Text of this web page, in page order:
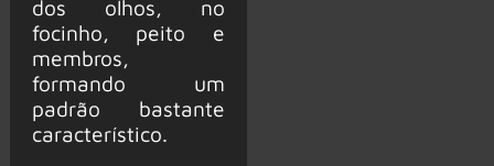
dos olhos, no
focinho, peito e
membros,
formando um
padrão bastante
característico.